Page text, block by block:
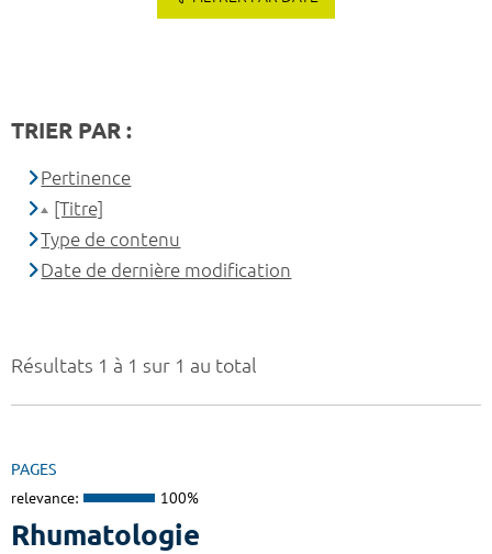
Résultats 1 à 1 sur 1 au total
PAGES
relevance: 100%
Rhumatologie
TRIER PAR :
Pertinence
[Titre]
Type de contenu
Date de dernière modification